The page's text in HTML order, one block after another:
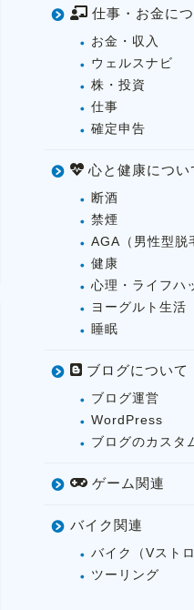
仕事・お金につ
お金・収入
ウェルスナビ
株・投資
仕事
確定申告
心と健康につい
断酒
禁煙
AGA（男性型脱
健康
心理・ライフハ
ヨーグルト生活
睡眠
ブログについて
ブログ運営
WordPress
ブログのカスタ
ゲーム関連
バイク関連
バイク（Vスト
ツーリング